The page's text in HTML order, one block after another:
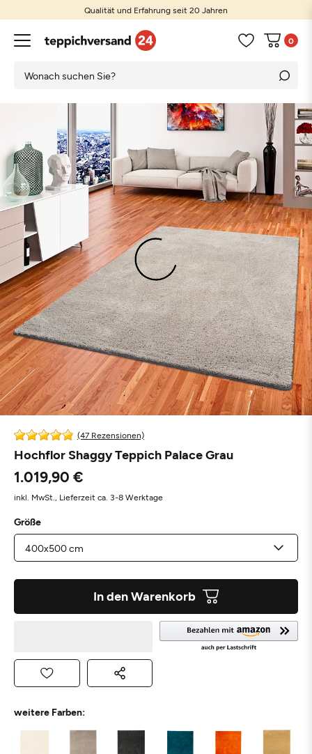
Qualität und Erfahrung seit 20 Jahren
0
(47 Rezensionen)
Hochflor Shaggy Teppich Palace Grau
1.019,90 €
inkl. MwSt., Lieferzeit ca. 3-8 Werktage
Größe
In den Warenkorb
weitere Farben: